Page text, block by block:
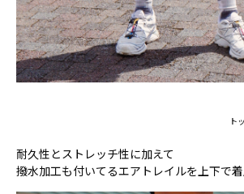
ト
耐久性とストレッチ性に加えて
撥水加工も付いてるエアトレイルを上下で